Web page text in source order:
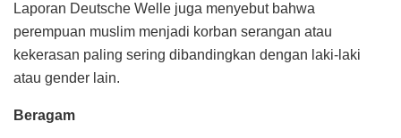
Laporan Deutsche Welle juga menyebut bahwa
perempuan muslim menjadi korban serangan atau
kekerasan paling sering dibandingkan dengan laki-laki
atau gender lain.
Beragam